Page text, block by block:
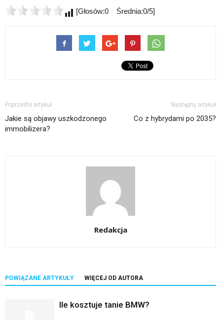
[Głosów:0 Średnia:0/5]
Poprzedni artykuł
Jakie są objawy uszkodzonego
immobilizera?
Następny artykuł
Co z hybrydami po 2035?
Redakcja
POWIĄZANE ARTYKUŁY WIĘCEJ OD AUTORA
Ile kosztuje tanie BMW?